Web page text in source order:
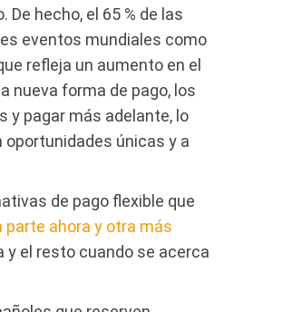
hecho, el 65 % de las
eventos mundiales como
refleja un aumento en el
nueva forma de pago, los
y pagar más adelante, lo
únicas y a
de pago flexible que
parte ahora y otra más
y el resto cuando se acerca